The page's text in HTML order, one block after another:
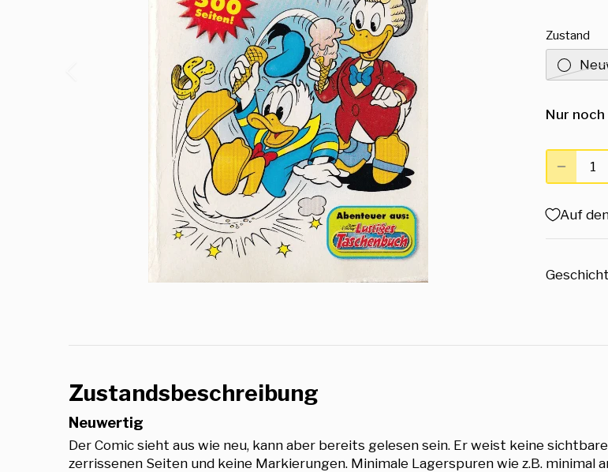
Zustand
Nur
Auf
Zustandsbeschreibung
Neuwertig
Der Comic sieht aus wie neu, kann aber bereits gelesen sein. Er weist keine
zerrissenen Seiten und keine Markierungen. Minimale Lagerspuren wie z.B.